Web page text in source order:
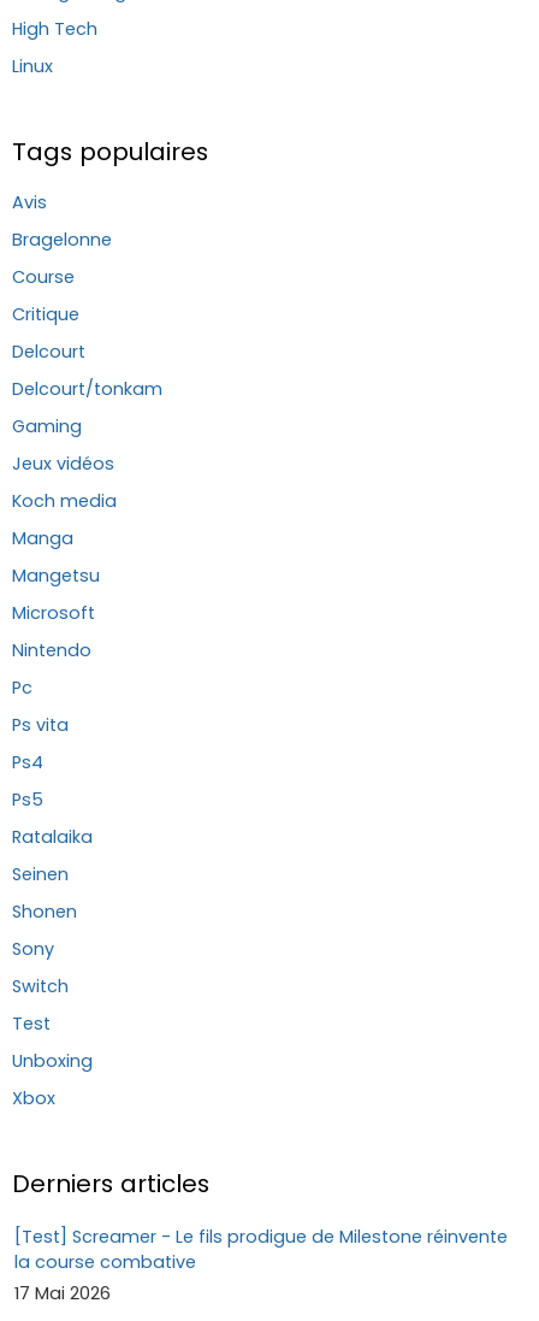
High Tech
Linux
Tags populaires
Avis
Bragelonne
Course
Critique
Delcourt
Delcourt/tonkam
Gaming
Jeux vidéos
Koch media
Manga
Mangetsu
Microsoft
Nintendo
Pc
Ps vita
Ps4
Ps5
Ratalaika
Seinen
Shonen
Sony
Switch
Test
Unboxing
Xbox
Derniers articles
[Test] Screamer - Le fils prodigue de Milestone réinvente
la course combative
17 Mai 2026